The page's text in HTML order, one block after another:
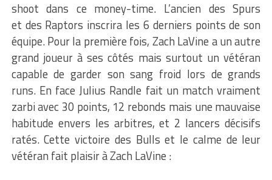
shoot dans ce money-time. L’ancien des Spurs
et des Raptors inscrira les 6 derniers points de son
équipe. Pour la première fois, Zach LaVine a un autre
grand joueur à ses côtés mais surtout un vétéran
capable de garder son sang froid lors de grands
runs. En face Julius Randle fait un match vraiment
zarbi avec 30 points, 12 rebonds mais une mauvaise
habitude envers les arbitres, et 2 lancers décisifs
ratés. Cette victoire des Bulls et le calme de leur
vétéran fait plaisir à Zach LaVine :